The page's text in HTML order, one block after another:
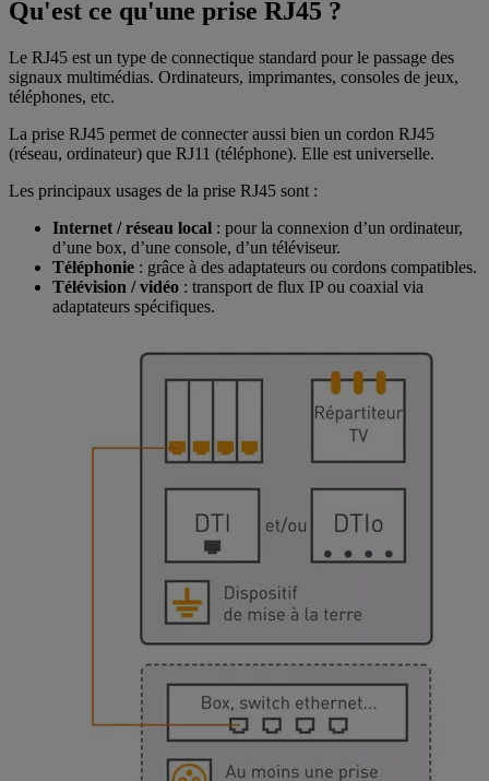
Qu'est ce qu'une prise RJ45 ?
Le RJ45 est un type de connectique standard pour le passage des
signaux multimédias. Ordinateurs, imprimantes, consoles de jeux,
téléphones, etc.
La prise RJ45 permet de connecter aussi bien un cordon RJ45
(réseau, ordinateur) que RJ11 (téléphone). Elle est universelle.
Les principaux usages de la prise RJ45 sont :
Internet / réseau local : pour la connexion d’un ordinateur,
d’une box, d’une console, d’un téléviseur.
Téléphonie : grâce à des adaptateurs ou cordons compatibles.
Télévision / vidéo : transport de flux IP ou coaxial via
adaptateurs spécifiques.